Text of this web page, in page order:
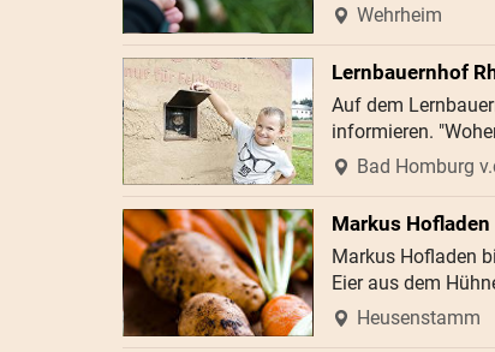
Wehrheim
Lernbauernhof
Auf dem
informieren.
Bad Homburg
Markus Hofladen
Markus Hofladen
Eier aus dem
Heusenstamm